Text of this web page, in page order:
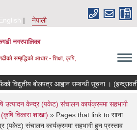
English
नेपाली
नगरपालिका
सम्बृद्धिको आधार - शिक्षा, कृषि,
बोलपत्र आह्वान सम्बन्धी सूचना । (इन्द्रावती
उत्पादन केन्द्र (पकेट) संचालन कार्यक्रममा सहभागी
विकास शाखा) » Pages that link to साना
(पकेट) संचालन कार्यक्रममा सहभागी हुन प्रस्ताव